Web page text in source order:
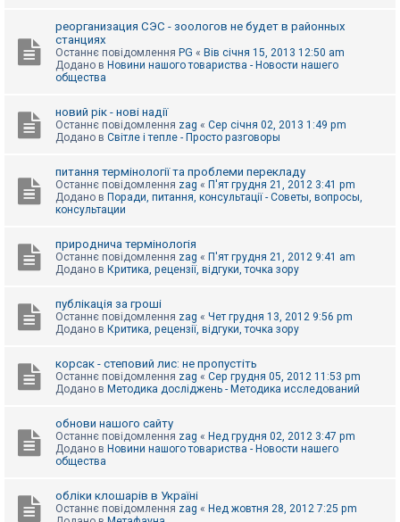
реорганизация СЭС - зоологов не будет в районных
станциях
Останнє повідомлення PG « Вів січня 15, 2013 12:50 am
Додано в Новини нашого товариства - Новости нашего
общества
новий рік - нові надії
Останнє повідомлення zag « Сер січня 02, 2013 1:49 pm
Додано в Світле і тепле - Просто разговоры
питання термінології та проблеми перекладу
Останнє повідомлення zag « П'ят грудня 21, 2012 3:41 pm
Додано в Поради, питання, консультації - Советы, вопросы,
консультации
природнича термінологія
Останнє повідомлення zag « П'ят грудня 21, 2012 9:41 am
Додано в Критика, рецензії, відгуки, точка зору
публікація за гроші
Останнє повідомлення zag « Чет грудня 13, 2012 9:56 pm
Додано в Критика, рецензії, відгуки, точка зору
корсак - степовий лис: не пропустіть
Останнє повідомлення zag « Сер грудня 05, 2012 11:53 pm
Додано в Методика досліджень - Методика исследований
обнови нашого сайту
Останнє повідомлення zag « Нед грудня 02, 2012 3:47 pm
Додано в Новини нашого товариства - Новости нашего
общества
обліки клошарів в Україні
Останнє повідомлення zag « Нед жовтня 28, 2012 7:25 pm